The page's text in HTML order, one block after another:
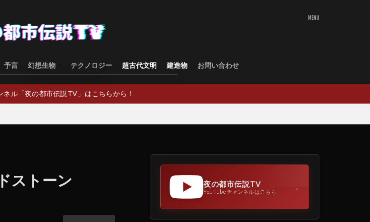
予言 幻想生物
幻想生物日本
幻想生物ヨーロッパ
幻想生物アジア
幻想生物オセアニア
幻想生物中東
テクノロジー 超古代文明 建造物 お問い合わせ
ネル「夜の都市伝説TV」はこちらから！
ストーン 夜の都市伝説TV
YouTubeチャンネルはこちら →